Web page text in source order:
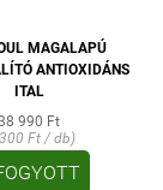
MAGALAPÚ
ANTIOXIDÁNS
ITAL
990 Ft
Ft / db)